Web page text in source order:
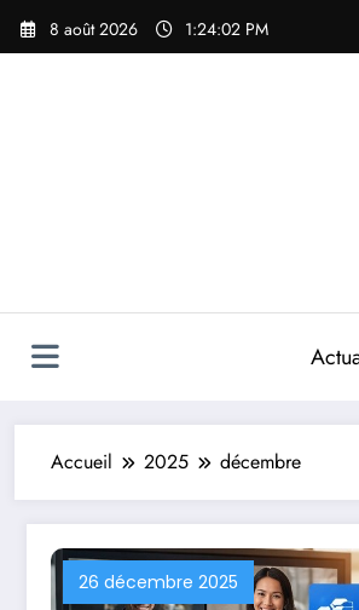
Aller
8 août 2026 1:24:03 PM
Accueil 2025 décembre
26 décembre 2025